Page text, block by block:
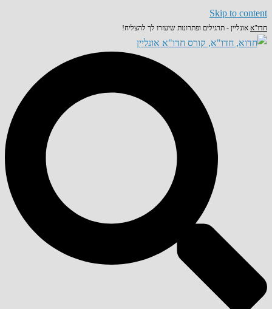
Skip to content
חדו"א אונליין - תרגילים ופתרונות שיעזרו לך להצליח!